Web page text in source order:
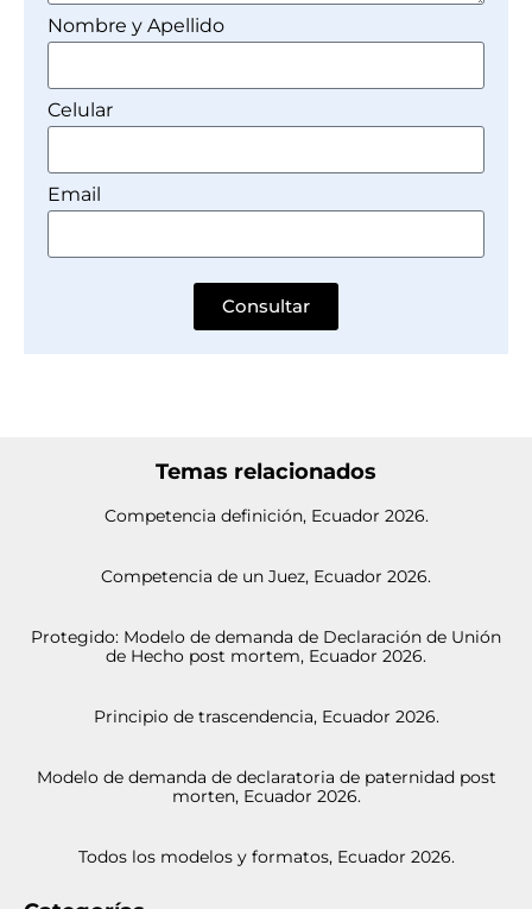
Nombre y Apellido
Celular
Email
Consultar
Temas relacionados
Competencia definición, Ecuador 2026.
Competencia de un Juez, Ecuador 2026.
Protegido: Modelo de demanda de Declaración de Unión
de Hecho post mortem, Ecuador 2026.
Principio de trascendencia, Ecuador 2026.
Modelo de demanda de declaratoria de paternidad post
morten, Ecuador 2026.
Todos los modelos y formatos, Ecuador 2026.